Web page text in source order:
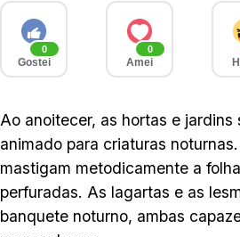
0
Gostei
0
Amei
Ao anoitecer, as hortas e
animado para criaturas
mastigam metodicamente a
perfuradas. As lagartas e as
banquete noturno, ambas